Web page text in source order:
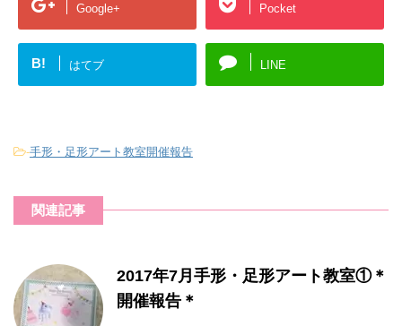
Google+ Pocket
B! はてブ LINE
-手形・足形アート教室開催報告
関連記事
2017年7月手形・足形アート教室①＊
開催報告＊